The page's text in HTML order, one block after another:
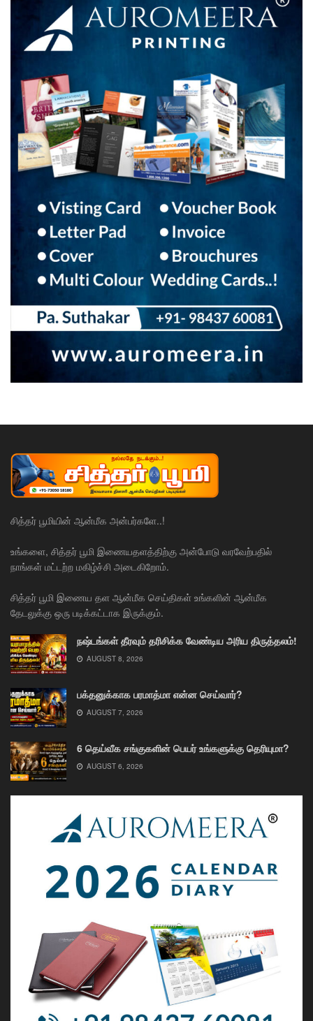
சித்தர் பூமியின் ஆன்மீக அன்பர்களே..!
உங்களை, சித்தர் பூமி இணையதளத்திற்கு அன்போடு வரவேற்பதில்
நாங்கள் மட்டற்ற மகிழ்ச்சி அடைகிறோம்.
சித்தர் பூமி இணைய தள ஆன்மீக செய்திகள் உங்களின் ஆன்மீக
தேடலுக்கு ஒரு படிக்கட்டாக இருக்கும்.
நஷ்டங்கள் தீரவும் தரிசிக்க வேண்டிய அரிய திருத்தலம்!
AUGUST 8, 2026
பக்தனுக்காக பரமாத்மா என்ன செய்வார்?
AUGUST 7, 2026
6 தெய்வீக சங்குகளின் பெயர் உங்களுக்கு தெரியுமா?
AUGUST 6, 2026